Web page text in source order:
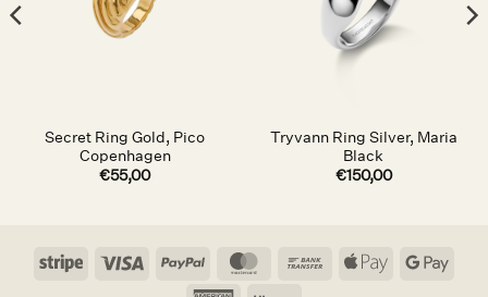
Secret Ring Gold, Pico
Copenhagen
€55,00
Tryvann Ring Silver, Maria
Black
€150,00
Stripe Visa PayPal MasterCardBank
Apple